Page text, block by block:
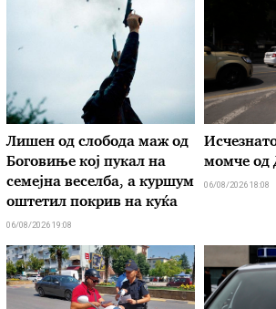
Лишен од слобода маж од
Боговиње кој пукал на
семејна веселба, а куршум
оштетил покрив на куќа
06/08/2026 19:08
момче од
06/08/2026 18:08